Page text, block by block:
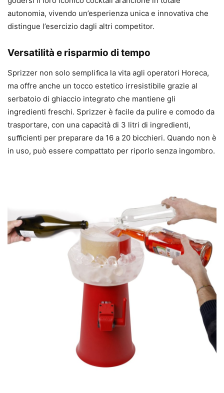
autonomia, vivendo un’esperienza unica e innovativa che
distingue l’esercizio dagli altri competitor.
Versatilità e risparmio di tempo
Sprizzer non solo sempliﬁca la vita agli operatori Horeca,
ma offre anche un tocco estetico irresistibile grazie al
serbatoio di ghiaccio integrato che mantiene gli
ingredienti freschi. Sprizzer è facile da pulire e comodo da
trasportare, con una capacità di 3 litri di ingredienti,
suﬃcienti per preparare da 16 a 20 bicchieri. Quando non è
in uso, può essere compattato per riporlo senza ingombro.